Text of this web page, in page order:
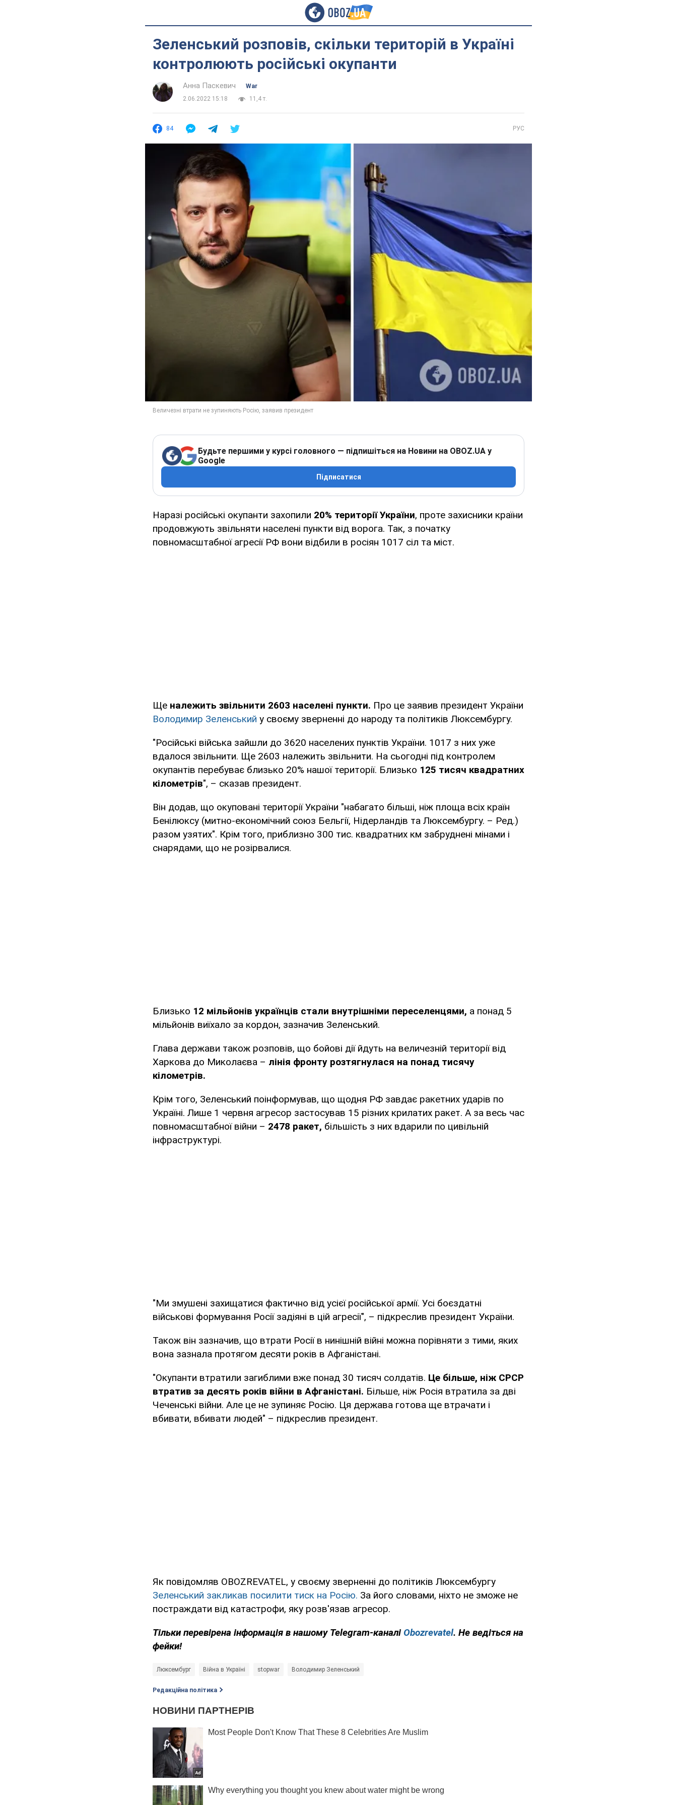
Зеленський розповів, скільки територій в Україні
контролюють російські окупанти
Анна Паскевич
War
2.06.2022 15:18
11,4 т.
84 РУС
Будьте першими у курсі головного — підпишіться на Новини на OBOZ.UA у
Google
Підписатися
Наразі російські окупанти захопили 20% території України, проте захисники країни
продовжують звільняти населені пункти від ворога. Так, з початку
повномасштабної агресії РФ вони відбили в росіян 1017 сіл та міст.
Ще належить звільнити 2603 населені пункти. Про це заявив президент України
Володимир Зеленський у своєму зверненні до народу та політиків Люксембургу.
"Російські війська зайшли до 3620 населених пунктів України. 1017 з них уже
вдалося звільнити. Ще 2603 належить звільнити. На сьогодні під контролем
окупантів перебуває близько 20% нашої території. Близько 125 тисяч квадратних
кілометрів", – сказав президент.
Він додав, що окуповані території України "набагато більші, ніж площа всіх країн
Бенілюксу (митно-економічний союз Бельгії, Нідерландів та Люксембургу. – Ред.)
разом узятих". Крім того, приблизно 300 тис. квадратних км забруднені мінами і
снарядами, що не розірвалися.
Близько 12 мільйонів українців стали внутрішніми переселенцями, а понад 5
мільйонів виїхало за кордон, зазначив Зеленський.
Глава держави також розповів, що бойові дії йдуть на величезній території від
Харкова до Миколаєва – лінія фронту розтягнулася на понад тисячу
кілометрів.
Крім того, Зеленський поінформував, що щодня РФ завдає ракетних ударів по
Україні. Лише 1 червня агресор застосував 15 різних крилатих ракет. А за весь час
повномасштабної війни – 2478 ракет, більшість з них вдарили по цивільній
інфраструктурі.
"Ми змушені захищатися фактично від усієї російської армії. Усі боєздатні
військові формування Росії задіяні в цій агресії", – підкреслив президент України.
Також він зазначив, що втрати Росії в нинішній війні можна порівняти з тими, яких
вона зазнала протягом десяти років в Афганістані.
"Окупанти втратили загиблими вже понад 30 тисяч солдатів. Це більше, ніж СРСР
втратив за десять років війни в Афганістані. Більше, ніж Росія втратила за дві
Чеченські війни. Але це не зупиняє Росію. Ця держава готова ще втрачати і
вбивати, вбивати людей" – підкреслив президент.
Як повідомляв OBOZREVATEL, у своєму зверненні до політиків Люксембургу
Зеленський закликав посилити тиск на Росію. За його словами, ніхто не зможе не
постраждати від катастрофи, яку розв'язав агресор.
Тільки перевірена інформація в нашому Telegram-каналі Obozrevatel. Не ведіться на
фейки!
Люксембург Війна в Україні stopwar Володимир Зеленський
Редакційна політика